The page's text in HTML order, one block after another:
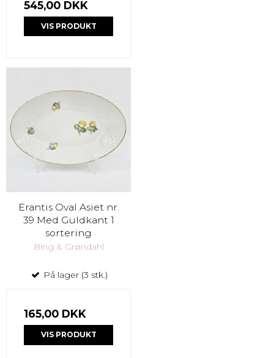
545,00 DKK
VIS PRODUKT
Erantis Oval Asiet nr.
39 Med Guldkant 1
sortering
Bing & Grøndahl
På lager (3 stk.)
165,00 DKK
VIS PRODUKT